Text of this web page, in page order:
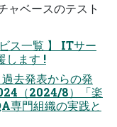
ベースのテスト
ス一覧 】 ITサー
します !
去発表からの発
（2024/8）「楽
専門組織の実践と